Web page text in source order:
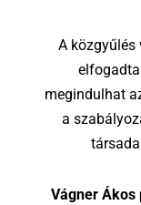
A közgyűlés
megindulhat
a
Vágner Ákos